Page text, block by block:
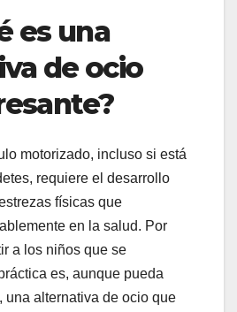
es una
de ocio
motorizado, incluso si está
requiere el desarrollo
físicas que
en la salud. Por
a los niños que se
es, aunque pueda
una alternativa de ocio que